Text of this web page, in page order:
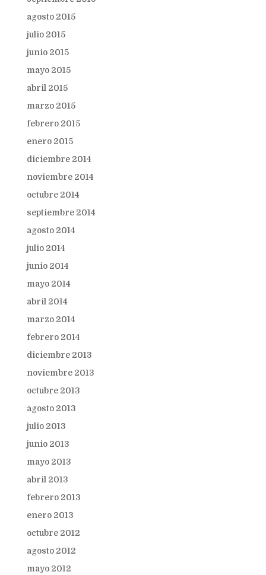
agosto 2015
julio 2015
junio 2015
mayo 2015
abril 2015
marzo 2015
febrero 2015
enero 2015
diciembre 2014
noviembre 2014
octubre 2014
septiembre 2014
agosto 2014
julio 2014
junio 2014
mayo 2014
abril 2014
marzo 2014
febrero 2014
diciembre 2013
noviembre 2013
octubre 2013
agosto 2013
julio 2013
junio 2013
mayo 2013
abril 2013
febrero 2013
enero 2013
octubre 2012
agosto 2012
mayo 2012